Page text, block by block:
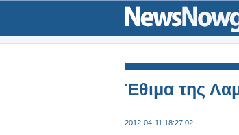
Έθιμα της
2012-04-11 18:27:02